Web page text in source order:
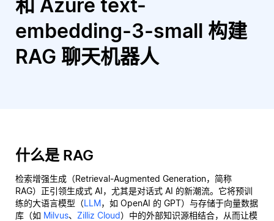
和 Azure text-
embedding-3-small 构建
RAG 聊天机器人
什么是 RAG
检索增强生成（Retrieval-Augmented Generation，简称
RAG）正引领生成式 AI，尤其是对话式 AI 的新潮流。它将预训
练的大语言模型（LLM，如 OpenAI 的 GPT）与存储于向量数据
库（如 Milvus、 Zilliz Cloud）中的外部知识源相结合，从而让模